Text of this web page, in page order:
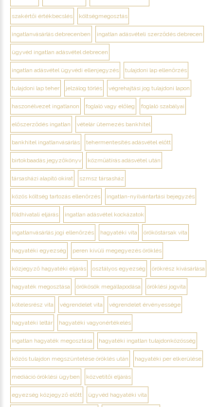
szakértői értékbecslés költségmegosztás
ingatlanvásárlás debrecenben ingatlan adásvételi szerződés debrecen
ügyvéd ingatlan adásvétel debrecen
ingatlan adásvétel ügyvédi ellenjegyzés tulajdoni lap ellenőrzés
tulajdoni lap teher jelzálog törlés végrehajtási jog tulajdoni lapon
haszonélvezet ingatlanon foglaló vagy előleg foglaló szabályai
előszerződés ingatlan vételár ütemezés bankhitel
bankhitel ingatlanvásárlás tehermentesítés adásvétel előtt
birtokbaadás jegyzőkönyv közműátírás adásvétel után
társasházi alapító okirat szmsz társasház
közös költség tartozás ellenőrzés ingatlan-nyilvántartási bejegyzés
földhivatali eljárás ingatlan adásvétel kockázatok
ingatlanvásárlás jogi ellenőrzés hagyatéki vita örököstársak vita
hagyatéki egyezség peren kívüli megegyezés öröklés
közjegyző hagyatéki eljárás osztályos egyezség örökrész kivásárlása
hagyaték megosztása örökösök megállapodása öröklési jogvita
kötelesrész vita végrendelet vita végrendelet érvényessége
hagyatéki leltár hagyatéki vagyonértékelés
ingatlan hagyaték megosztása hagyatéki ingatlan tulajdonközösség
közös tulajdon megszüntetése öröklés után hagyatéki per elkerülése
mediáció öröklési ügyben közvetítői eljárás
egyezség közjegyző előtt ügyvéd hagyatéki vita